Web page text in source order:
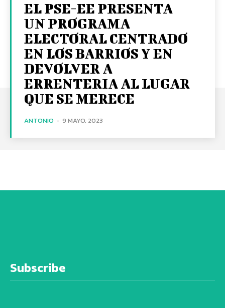
EL PSE-EE PRESENTA
UN PROGRAMA
ELECTORAL CENTRADO
EN LOS BARRIOS Y EN
DEVOLVER A
ERRENTERIA AL LUGAR
QUE SE MERECE
ANTONIO - 9 MAYO, 2023
Subscribe